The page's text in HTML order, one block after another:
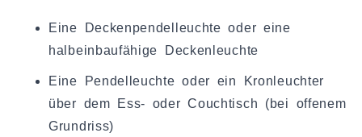
Eine Deckenpendelleuchte oder eine
halbeinbaufähige Deckenleuchte
Eine Pendelleuchte oder ein Kronleuchter
über dem Ess- oder Couchtisch (bei offenem
Grundriss)